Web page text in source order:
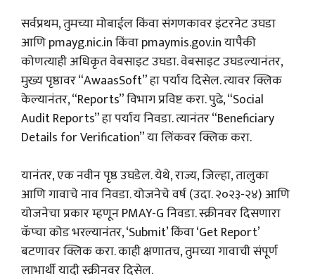
सर्वप्रथम, तुमच्या मोबाईल किंवा संगणकावर इंटरनेट उघडा
आणि pmayg.nic.in किंवा pmaymis.gov.in यापैकी
कोणत्याही अधिकृत वेबसाइट उघडा. वेबसाइट उघडल्यानंतर,
मुख्य पृष्ठावर “AwaasSoft” हा पर्याय दिसेल. त्यावर क्लिक
केल्यानंतर, “Reports” विभाग प्रविष्ट करा. पुढे, “Social
Audit Reports” हा पर्याय निवडा. त्यानंतर “Beneficiary
Details for Verification” या लिंकवर क्लिक करा.
यानंतर, एक नवीन पृष्ठ उघडेल. येथे, राज्य, जिल्हा, तालुका
आणि गावाचे नाव निवडा. योजनेचे वर्ष (उदा. २०२३-२४) आणि
योजनेचा प्रकार म्हणून PMAY-G निवडा. स्क्रीनवर दिसणारा
कॅप्चा कोड भरल्यानंतर, ‘Submit’ किंवा ‘Get Report’
बटणावर क्लिक करा. काही क्षणातच, तुमच्या गावाची संपूर्ण
लाभार्थी यादी स्क्रीनवर दिसेल.